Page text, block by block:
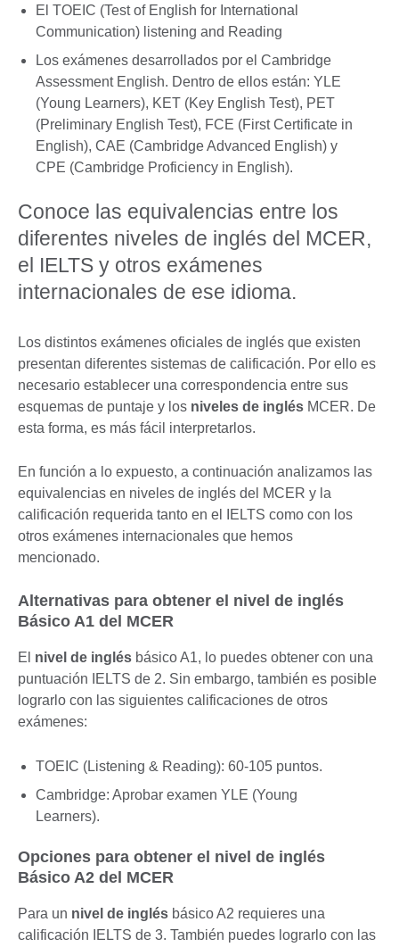
El TOEIC (Test of English for International
Communication) listening and Reading
Los exámenes desarrollados por el Cambridge
Assessment English. Dentro de ellos están: YLE
(Young Learners), KET (Key English Test), PET
(Preliminary English Test), FCE (First Certificate in
English), CAE (Cambridge Advanced English) y
CPE (Cambridge Proficiency in English).
Conoce las equivalencias entre los
diferentes niveles de inglés del MCER,
el IELTS y otros exámenes
internacionales de ese idioma.
Los distintos exámenes oficiales de inglés que existen
presentan diferentes sistemas de calificación. Por ello es
necesario establecer una correspondencia entre sus
esquemas de puntaje y los niveles de inglés MCER. De
esta forma, es más fácil interpretarlos.
En función a lo expuesto, a continuación analizamos las
equivalencias en niveles de inglés del MCER y la
calificación requerida tanto en el IELTS como con los
otros exámenes internacionales que hemos
mencionado.
Alternativas para obtener el nivel de inglés
Básico A1 del MCER
El nivel de inglés básico A1, lo puedes obtener con una
puntuación IELTS de 2. Sin embargo, también es posible
lograrlo con las siguientes calificaciones de otros
exámenes:
TOEIC (Listening & Reading): 60-105 puntos.
Cambridge: Aprobar examen YLE (Young
Learners).
Opciones para obtener el nivel de inglés
Básico A2 del MCER
Para un nivel de inglés básico A2 requieres una
calificación IELTS de 3. También puedes lograrlo con las